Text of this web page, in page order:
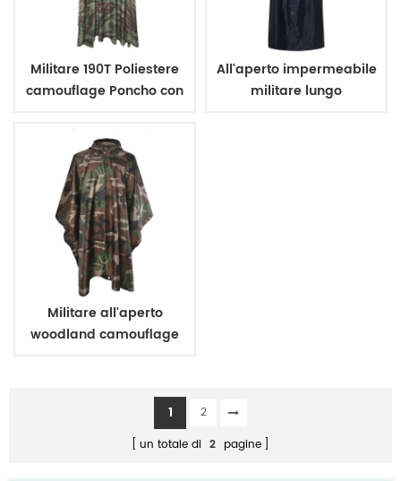
Militare 190T Poliestere
camouflage Poncho con
All'aperto impermeabile
militare lungo
Militare all'aperto
woodland camouflage
1
2
un totale di 2 pagine